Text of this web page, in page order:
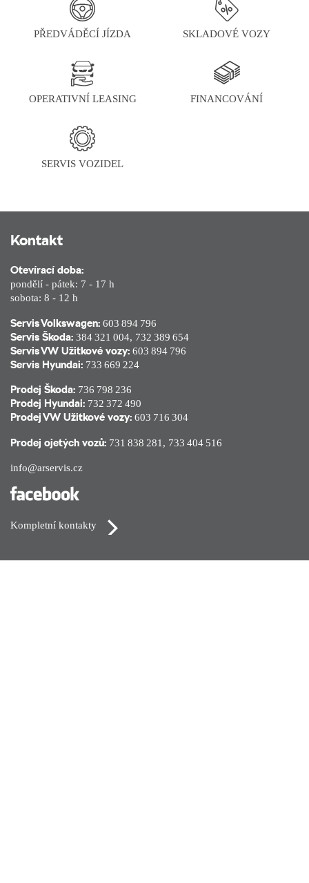
PŘEDVÁDĚCÍ JÍZDA SKLADOVÉ VOZY
OPERATIVNÍ LEASING FINANCOVÁNÍ
SERVIS VOZIDEL
Kontakt
Otevírací doba:
pondělí - pátek: 7 - 17 h
sobota: 8 - 12 h
Servis Volkswagen: 603 894 796
Servis Škoda: 384 321 004, 732 389 654
Servis VW Užitkové vozy: 603 894 796
Servis Hyundai: 733 669 224
Prodej Škoda: 736 798 236
Prodej Hyundai: 732 372 490
Prodej VW Užitkové vozy: 603 716 304
Prodej ojetých vozů: 731 838 281 , 733 404 516
info@arservis.cz
Kompletní kontakty